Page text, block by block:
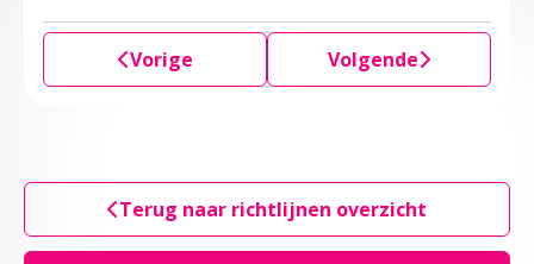
Vorige Volgende
Terug naar richtlijnen overzicht